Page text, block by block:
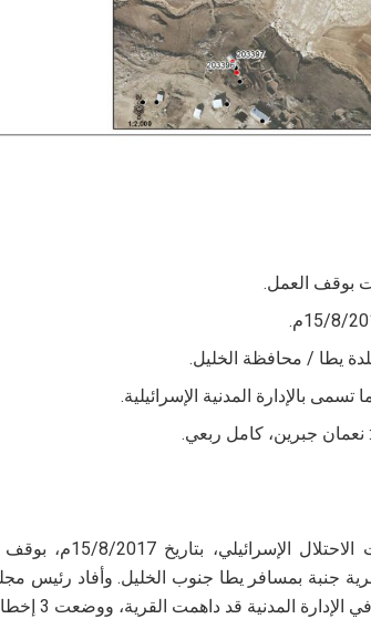
بوقف العمل.
2017م.
يطا / محافظة الخليل.
تسمى بالإدارة المدنية الإسرائيلية.
: نعمان جبرين، كامل ربعي.
أخطرت سلطات
جنبة بمسافر يطا جنوب الخليل. وأفاد رئيس
المدنية قد داهمت القرية، ووضعت 3 إخطارات على المنازل والمنشآت المهددة.